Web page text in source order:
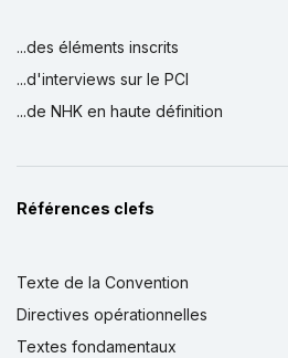
...des éléments inscrits
...d'interviews sur le PCI
...de NHK en haute définition
Références clefs
Texte de la Convention
Directives opérationnelles
Textes fondamentaux